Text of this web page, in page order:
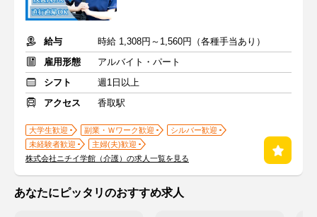
給与
時給 1,308円～1,560円（各種手当あり）
雇用形態
アルバイト・パート
シフト
週1日以上
アクセス
香取駅
大学生歓迎 副業・Ｗワーク歓迎
シルバー歓迎
未経験者歓迎
主婦(夫)歓迎
株式会社ニチイ学館（介護）の求人一覧を見る
あなたにピッタリのおすすめ求人